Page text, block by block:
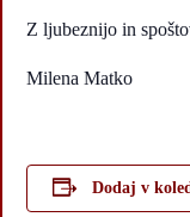
Z ljubeznijo in
Milena Matko
Dodaj v